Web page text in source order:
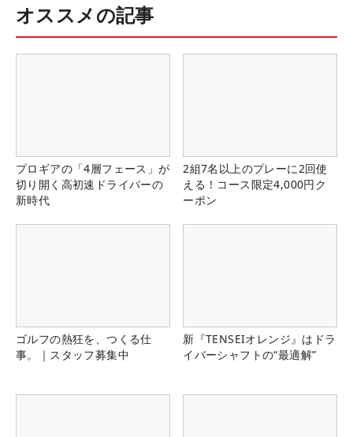
オススメの記事
プロギアの「4層フェース」が
切り開く高初速ドライバーの
新時代
2組7名以上のプレーに2回使
える！コース限定4,000円ク
ーポン
ゴルフの熱狂を、つくる仕
事。｜スタッフ募集中
新『TENSEIオレンジ』はドラ
イバーシャフトの“最適解”